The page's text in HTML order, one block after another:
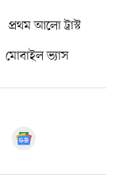
প্রথম আলো ট্রাস্ট
মোবাইল ভ্যাস